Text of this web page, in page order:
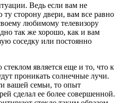
Ведь если вам не
ту сторону двери, вам все равно
любимому телевизору
так же хорошо, как и вам
соседку или постоянно
является еще и то, что к
проникать солнечные лучи.
вашей семьи, то опыт
сделал ее более совершенной.